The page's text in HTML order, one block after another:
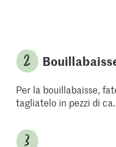
Per la bouillabaisse,
tagliatelo in pezzi di